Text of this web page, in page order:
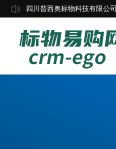
四川普西奥标物科技有限公司